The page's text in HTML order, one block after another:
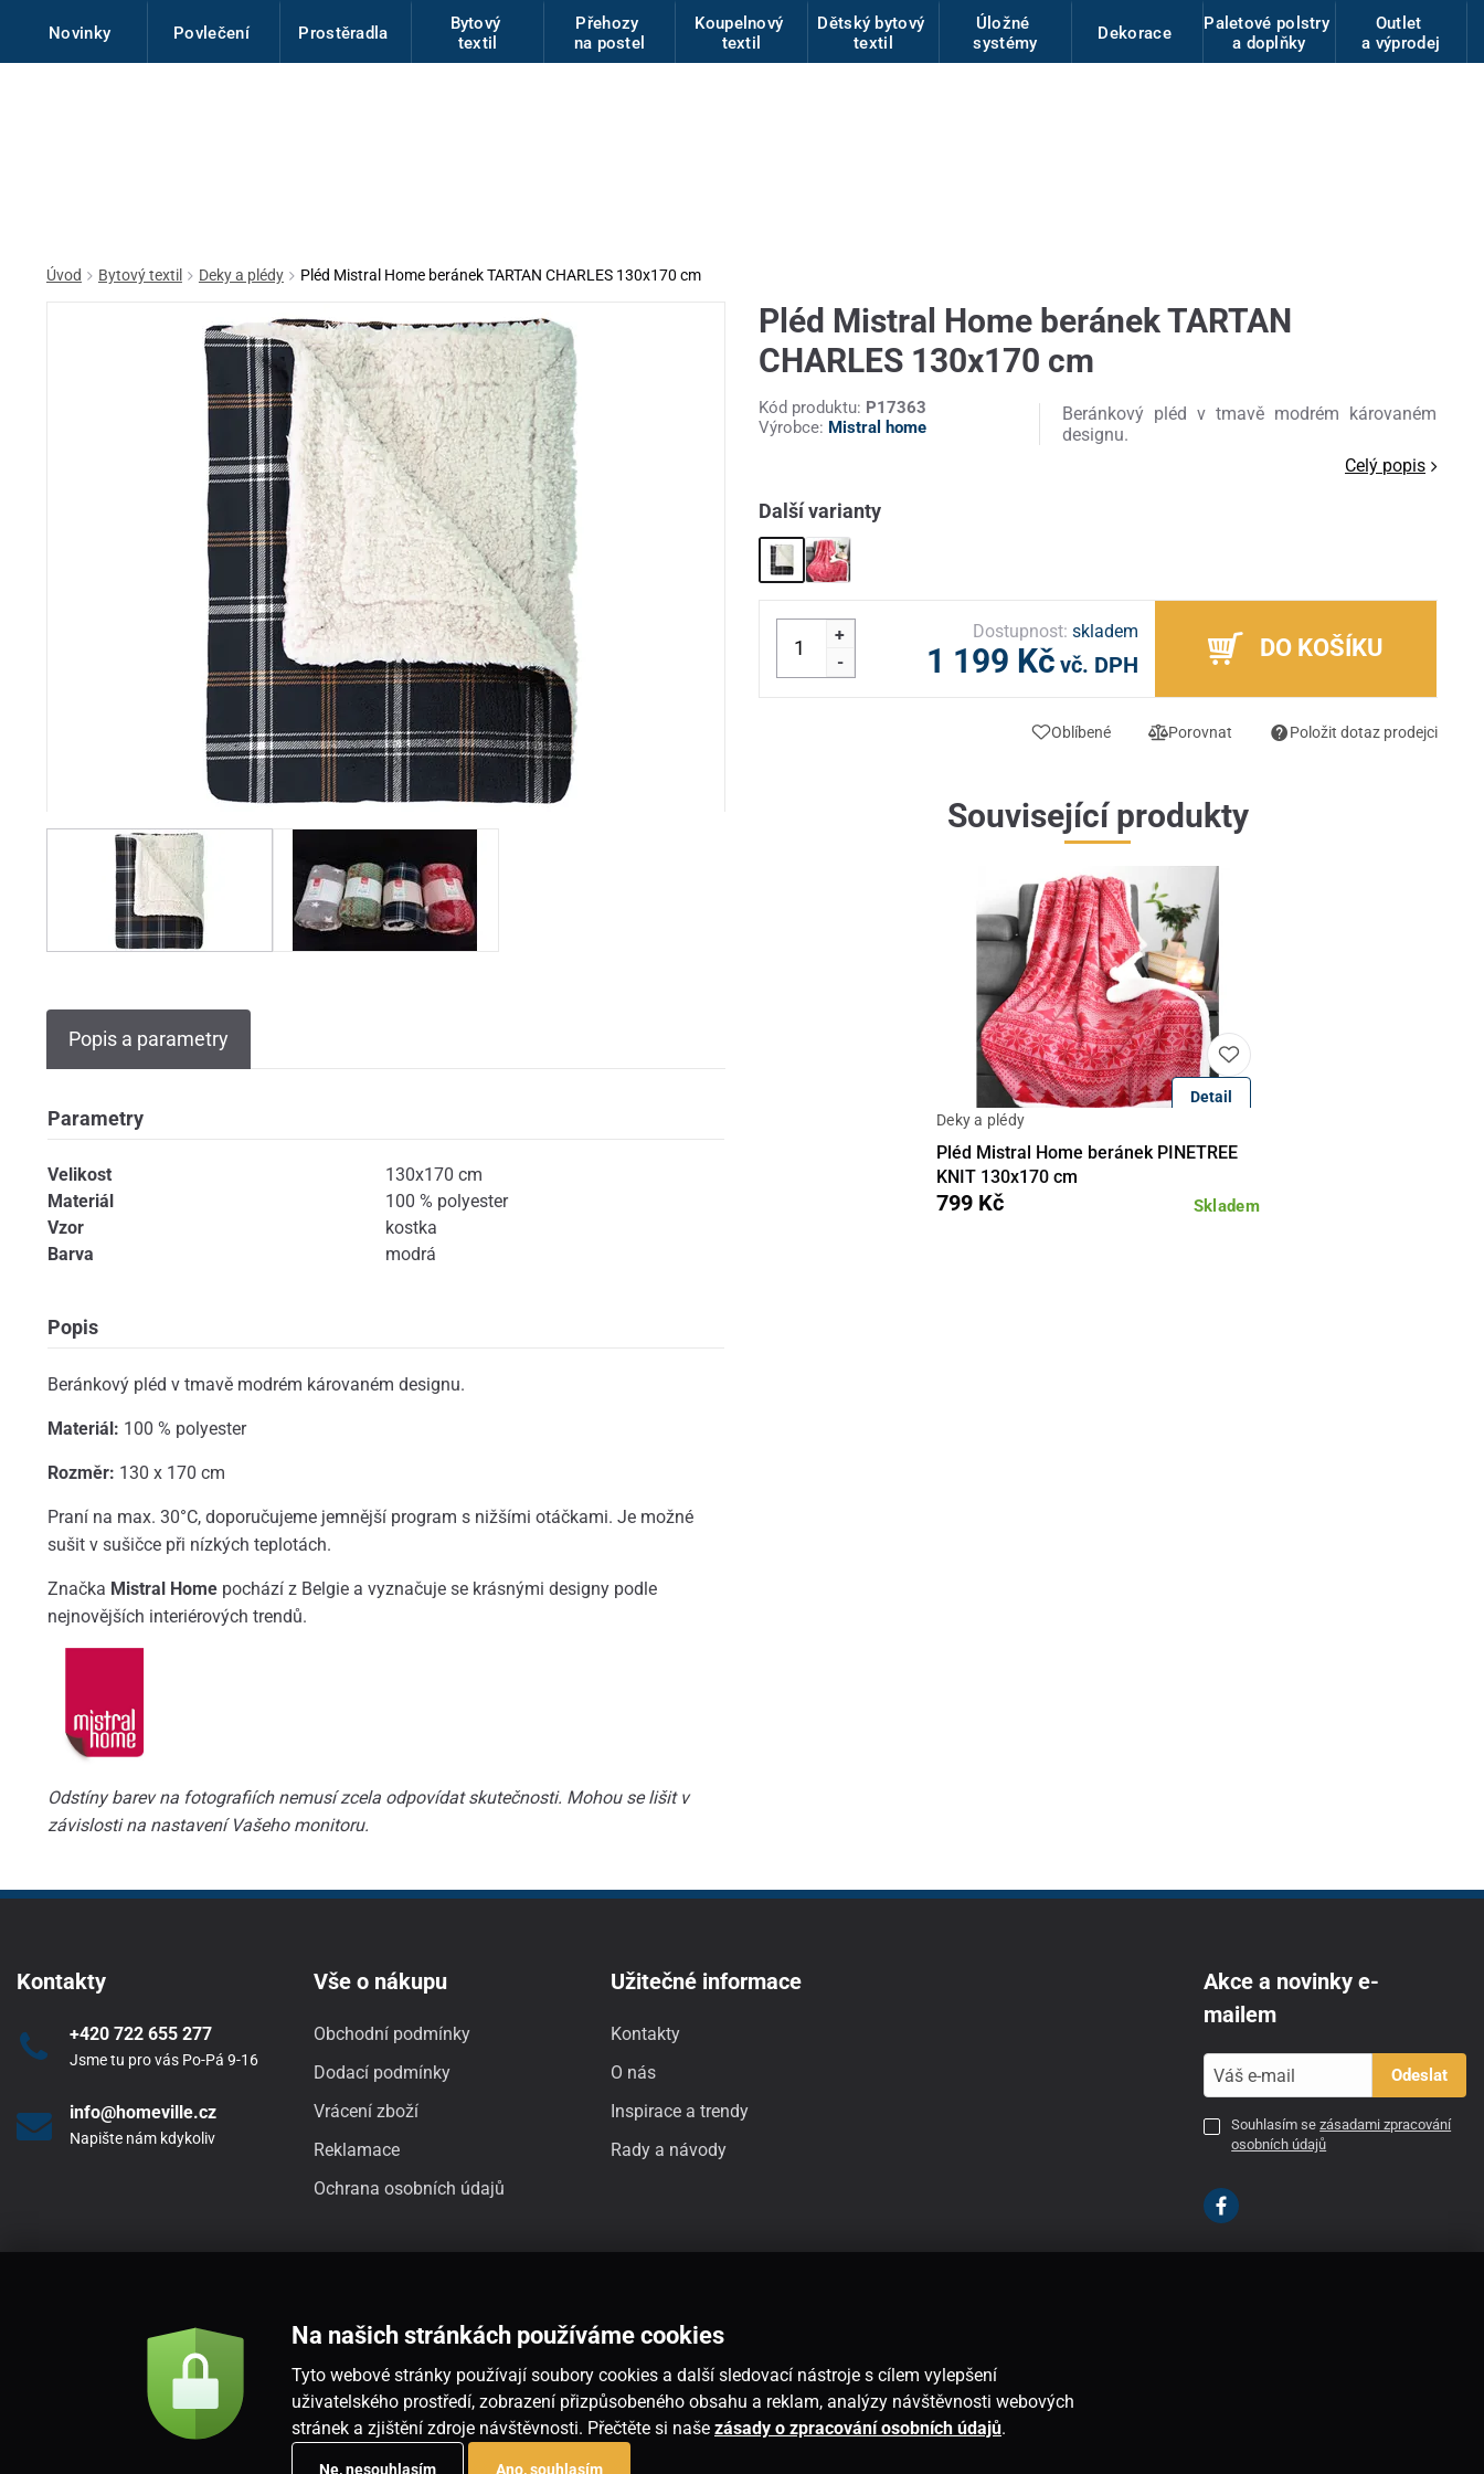
Novinky Povlečení Prostěradla
Bytový
textil
Přehozy
na postel
Koupelnový
textil
Dětský bytový
textil
Úložné
systémy
Dekorace
Paletové polstry
a doplňky
Outlet
a výprodej
Úvod Bytový textil Deky a plédy Pléd Mistral Home beránek TARTAN CHARLES 130x170 cm
Popis a parametry
Parametry
Velikost
130x170 cm
Materiál
100 % polyester
Vzor
kostka
Barva
modrá
Popis
Beránkový pléd v tmavě modrém károvaném designu.
Materiál: 100 % polyester
Rozměr: 130 x 170 cm
Praní na max. 30°C, doporučujeme jemnější program s nižšími otáčkami. Je možné
sušit v sušičce při nízkých teplotách.
Značka Mistral Homepochází z Belgie a vyznačuje se krásnými designy podle
nejnovějších interiérových trendů.
Odstíny barev na fotografiích nemusí zcela odpovídat skutečnosti. Mohou se lišit v
závislosti na nastavení Vašeho monitoru.
Pléd Mistral Home beránek TARTAN
CHARLES 130x170 cm
Kód produktu: P17363
Výrobce: Mistral home
Beránkový pléd v tmavě modrém károvaném
designu.
Celý popis
Další varianty
+
-
Dostupnost: skladem
1 199 Kč vč. DPH
DO KOŠÍKU
Oblíbené Porovnat Položit dotaz prodejci
Související produkty
Detail
Deky a plédy
Pléd Mistral Home beránek PINETREE
KNIT 130x170 cm
Skladem
799 Kč
Kontakty
+420 722 655 277
Jsme tu pro vás Po-Pá 9-16
info@homeville.cz
Napište nám kdykoliv
Vše o nákupu
Obchodní podmínky
Dodací podmínky
Vrácení zboží
Reklamace
Ochrana osobních údajů
Užitečné informace
Kontakty
O nás
Inspirace a trendy
Rady a návody
Akce a novinky e-
mailem
Odeslat
Souhlasím sezásadami zpracování
osobních údajů
Na našich stránkách používáme cookies
Tyto webové stránky používají soubory cookies a další sledovací nástroje s cílem vylepšení
uživatelského prostředí, zobrazení přizpůsobeného obsahu a reklam, analýzy návštěvnosti webových
stránek a zjištění zdroje návštěvnosti. Přečtěte si naše zásady o zpracování osobních údajů.
Ne, nesouhlasím Ano, souhlasím